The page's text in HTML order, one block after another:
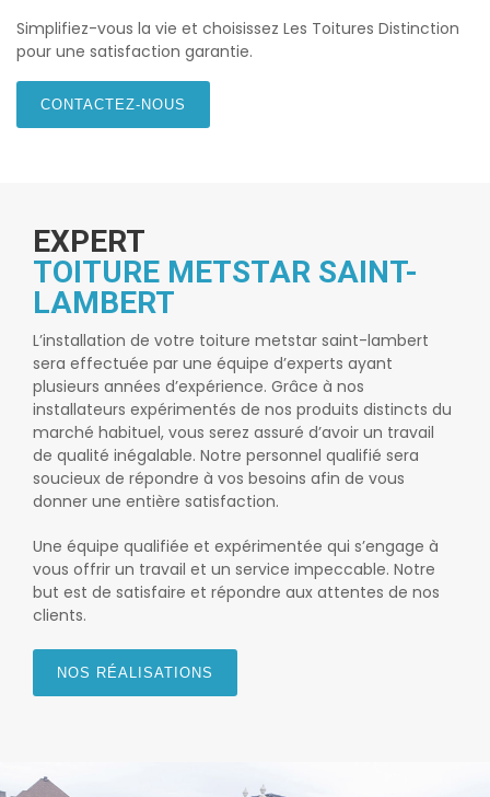
Simplifiez-vous la vie et choisissez Les Toitures Distinction
pour une satisfaction garantie.
CONTACTEZ-NOUS
EXPERT
TOITURE METSTAR SAINT-
LAMBERT
L’installation de votre toiture metstar saint-lambert
sera effectuée par une équipe d’experts ayant
plusieurs années d’expérience. Grâce à nos
installateurs expérimentés de nos produits distincts du
marché habituel, vous serez assuré d’avoir un travail
de qualité inégalable. Notre personnel qualifié sera
soucieux de répondre à vos besoins afin de vous
donner une entière satisfaction.
Une équipe qualifiée et expérimentée qui s’engage à
vous offrir un travail et un service impeccable. Notre
but est de satisfaire et répondre aux attentes de nos
clients.
NOS RÉALISATIONS